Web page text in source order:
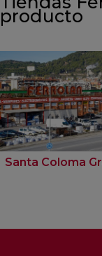
producto
Santa Coloma